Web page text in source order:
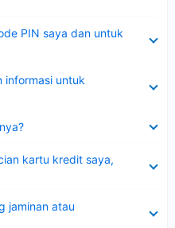
PIN saya dan untuk
informasi untuk
kartu kredit saya,
jaminan atau